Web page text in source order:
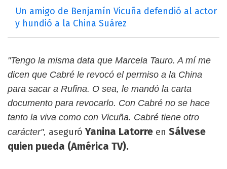
Un amigo de Benjamín Vicuña defendió al actor
y hundió a la China Suárez
"Tengo la misma data que Marcela Tauro. A mí me
dicen que Cabré le revocó el permiso a la China
para sacar a Rufina. O sea, le mandó la carta
documento para revocarlo. Con Cabré no se hace
tanto la viva como con Vicuña. Cabré tiene otro
carácter", aseguróYanina Latorre en Sálvese
quien pueda (América TV).